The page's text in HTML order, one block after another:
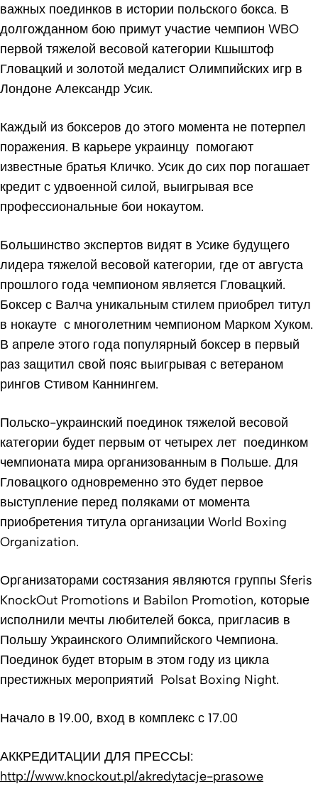
важных поединков в истории польского бокса. В
долгожданном бою примут участие чемпион WBO
первой тяжелой весовой категории Кшыштоф
Гловацкий и золотой медалист Олимпийских игр в
Лондоне Александр Усик.
Каждый из боксеров до этого момента не потерпел
поражения. В карьере украинцу помогают
известные братья Кличко. Усик до сих пор погашает
кредит с удвоенной силой, выигрывая все
профессиональные бои нокаутом.
Большинство экспертов видят в Усике будущего
лидера тяжелой весовой категории, где от августа
прошлого года чемпионом является Гловацкий.
Боксер с Валча уникальным стилем приобрел титул
в нокауте с многолетним чемпионом Марком Хуком.
В апреле этого года популярный боксер в первый
раз защитил свой пояс выигрывая с ветераном
рингов Стивом Каннингем.
Польско-украинский поединок тяжелой весовой
категории будет первым от четырех лет поединком
чемпионата мира организованным в Польше. Для
Гловацкого одновременно это будет первое
выступление перед поляками от момента
приобретения титула организации World Boxing
Organization.
Организаторами состязания являются группы Sferis
KnockOut Promotions и Babilon Promotion, которые
исполнили мечты любителей бокса, пригласив в
Польшу Украинского Олимпийского Чемпиона.
Поединок будет вторым в этом году из цикла
престижных мероприятий Polsat Boxing Night.
Начало в 19.00, вход в комплекс с 17.00
АККРЕДИТАЦИИ ДЛЯ ПРЕССЫ:
http://www.knockout.pl/akredytacje-prasowe